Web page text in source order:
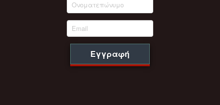
Εγγραφή